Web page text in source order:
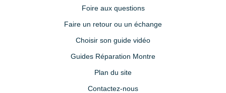
Foire aux questions
Faire un retour ou un échange
Choisir son guide vidéo
Guides Réparation Montre
Plan du site
Contactez-nous